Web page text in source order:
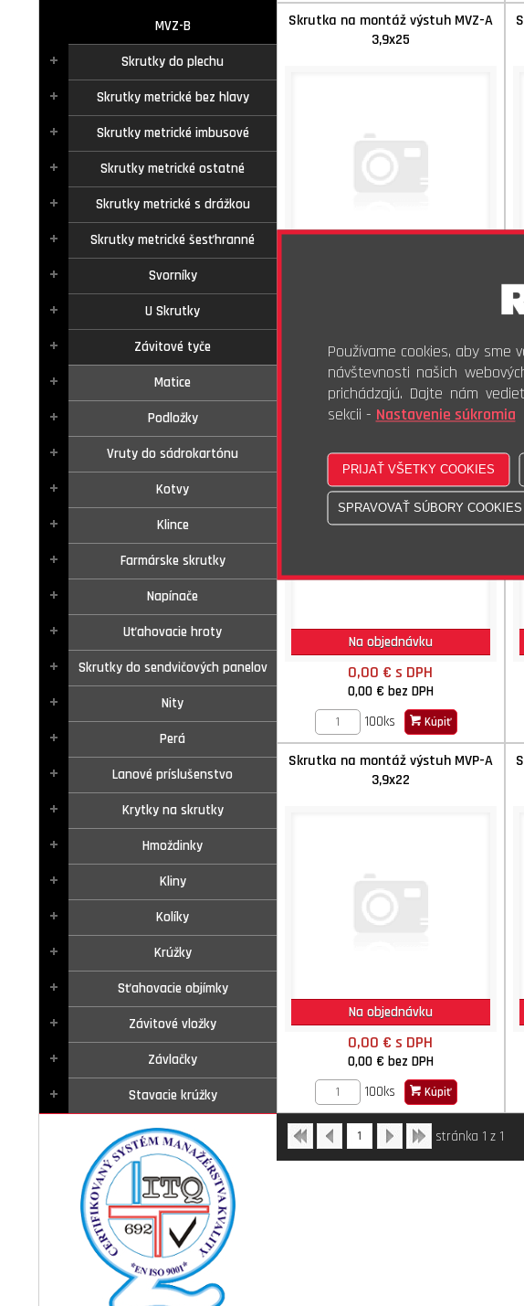
MVZ-B
Skrutky do plechu
Skrutky metrické bez hlavy
Skrutky metrické imbusové
Skrutky metrické ostatné
Skrutky metrické s drážkou
Skrutky metrické šesťhranné
Svorníky
U Skrutky
Závitové tyče
Matice
Podložky
Vruty do sádrokartónu
Kotvy
Klince
Farmárske skrutky
Napínače
Uťahovacie hroty
Skrutky do sendvičových panelov
Nity
Perá
Lanové príslušenstvo
Krytky na skrutky
Hmoždinky
Kliny
Kolíky
Krúžky
Sťahovacie objímky
Závitové vložky
Závlačky
Stavacie krúžky
Skrutka na montáž výstuh MVZ-A
3,9x25
1000ks
Kúpiť
Skrutka na montáž výstuh MVZ-B
3,9x13
Na objednávku
0,00 €s DPH
0,00 € bez DPH
100ks
Kúpiť
Skrutka na montáž výstuh MVP-A
3,9x22
Na objednávku
0,00 €s DPH
0,00 € bez DPH
100ks
Kúpiť
1 stránka 1 z 1
Používame cookies, aby sme
návštevnosti našich
prichádzajú. Dajte nám
sekcii - Nastavenie súkromia